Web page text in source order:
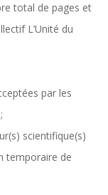
total de pages et
L’Unité du
par les
scientifique(s)
temporaire de